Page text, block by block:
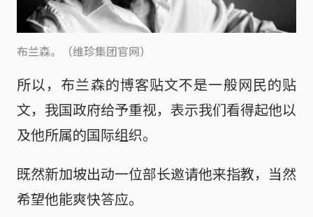
布兰森。（维珍集团官网）
所以，布兰森的博客贴文不是一般网民的贴
文，我国政府给予重视，表示我们看得起他以
及他所属的国际组织。
既然新加坡出动一位部长邀请他来指教，当然
希望他能爽快答应。